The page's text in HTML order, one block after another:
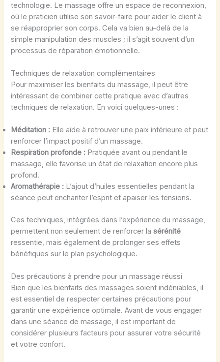
technologie. Le massage offre un espace de reconnexion,
où le praticien utilise son savoir-faire pour aider le client à
se réapproprier son corps. Cela va bien au-delà de la
simple manipulation des muscles ; il s’agit souvent d’un
processus de réparation émotionnelle.
Techniques de relaxation complémentaires
Pour maximiser les bienfaits du massage, il peut être
intéressant de combiner cette pratique avec d’autres
techniques de relaxation. En voici quelques-unes :
Méditation : Elle aide à retrouver une paix intérieure et peut
renforcer l’impact positif d’un massage.
Respiration profonde : Pratiquée avant ou pendant le
massage, elle favorise un état de relaxation encore plus
profond.
Aromathérapie : L’ajout d’huiles essentielles pendant la
séance peut enchanter l’esprit et apaiser les tensions.
Ces techniques, intégrées dans l’expérience du massage,
permettent non seulement de renforcer lasérénité
ressentie, mais également de prolonger ses effets
bénéfiques sur le plan psychologique.
Des précautions à prendre pour un massage réussi
Bien que les bienfaits des massages soient indéniables, il
est essentiel de respecter certaines précautions pour
garantir une expérience optimale. Avant de vous engager
dans une séance de massage, il est important de
considérer plusieurs facteurs pour assurer votre sécurité
et votre confort.